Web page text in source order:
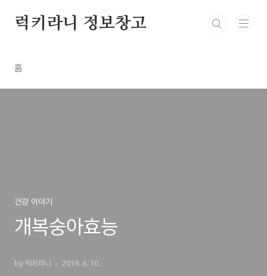
럭키라니 정보창고
홈
건강 이야기
개복숭아효능
by 럭키라니 2019. 6. 10.